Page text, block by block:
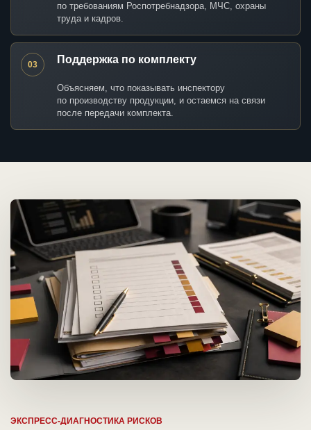
по требованиям Роспотребнадзора, МЧС, охраны
труда и кадров.
03 Поддержка по комплекту
Объясняем, что показывать инспектору
по производству продукции, и остаемся на связи
после передачи комплекта.
ЭКСПРЕСС-ДИАГНОСТИКА РИСКОВ